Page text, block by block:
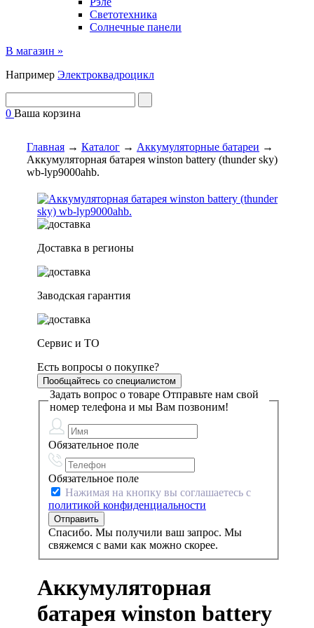
Светотехника
Солнечные панели
В магазин »
Например Электроквадроцикл
0 Ваша корзина
Главная → Каталог → Аккумуляторные батареи →
Аккумуляторная батарея winston battery (thunder sky)
wb-lyp9000ahb.
Доставка в регионы
Заводская гарантия
Сервис и ТО
Есть вопросы о покупке?
Пообщайтесь со специалистом
Задать вопрос о товаре Отправьте нам свой
номер телефона и мы Вам позвоним!
Обязательное поле
Обязательное поле
Нажимая на кнопку вы соглашаетесь с
политикой конфиденциальности
Спасибо. Мы получили ваш запрос. Мы
свяжемся с вами как можно скорее.
Аккумуляторная
батарея winston battery